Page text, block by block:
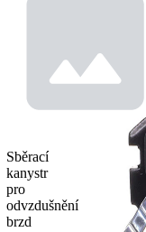
bez
zkosené
Brzdový
WVA číslo
WVA číslo
WVA číslo
Počet
obložení
4
Sběrací
kanystr
pro
odvzdušnění
brzd